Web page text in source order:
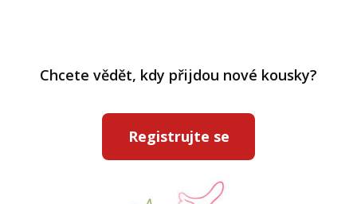
Chcete vědět, kdy přijdou nové kousky?
Registrujte se